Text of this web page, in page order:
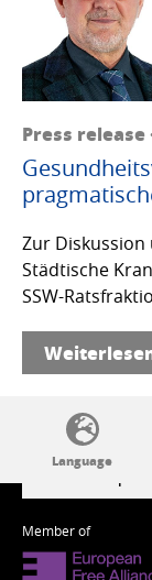
Press release
Zur
Städtische
SSW-
SSW politics
Member of